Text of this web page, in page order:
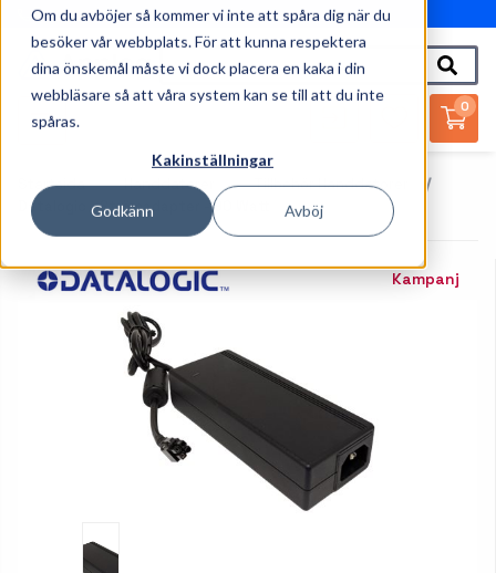
Om du avböjer så kommer vi inte att spåra dig när du
besöker vår webbplats. För att kunna respektera
dina önskemål måste vi dock placera en kaka i din
webbläsare så att våra system kan se till att du inte
spåras.
Kakinställningar
Godkänn Avböj
010-162 61 95
0
Startsida Handdatorer
Tillbehör Handdatorer
Datalogic - Strömadapter - 90 Watt
Kampanj